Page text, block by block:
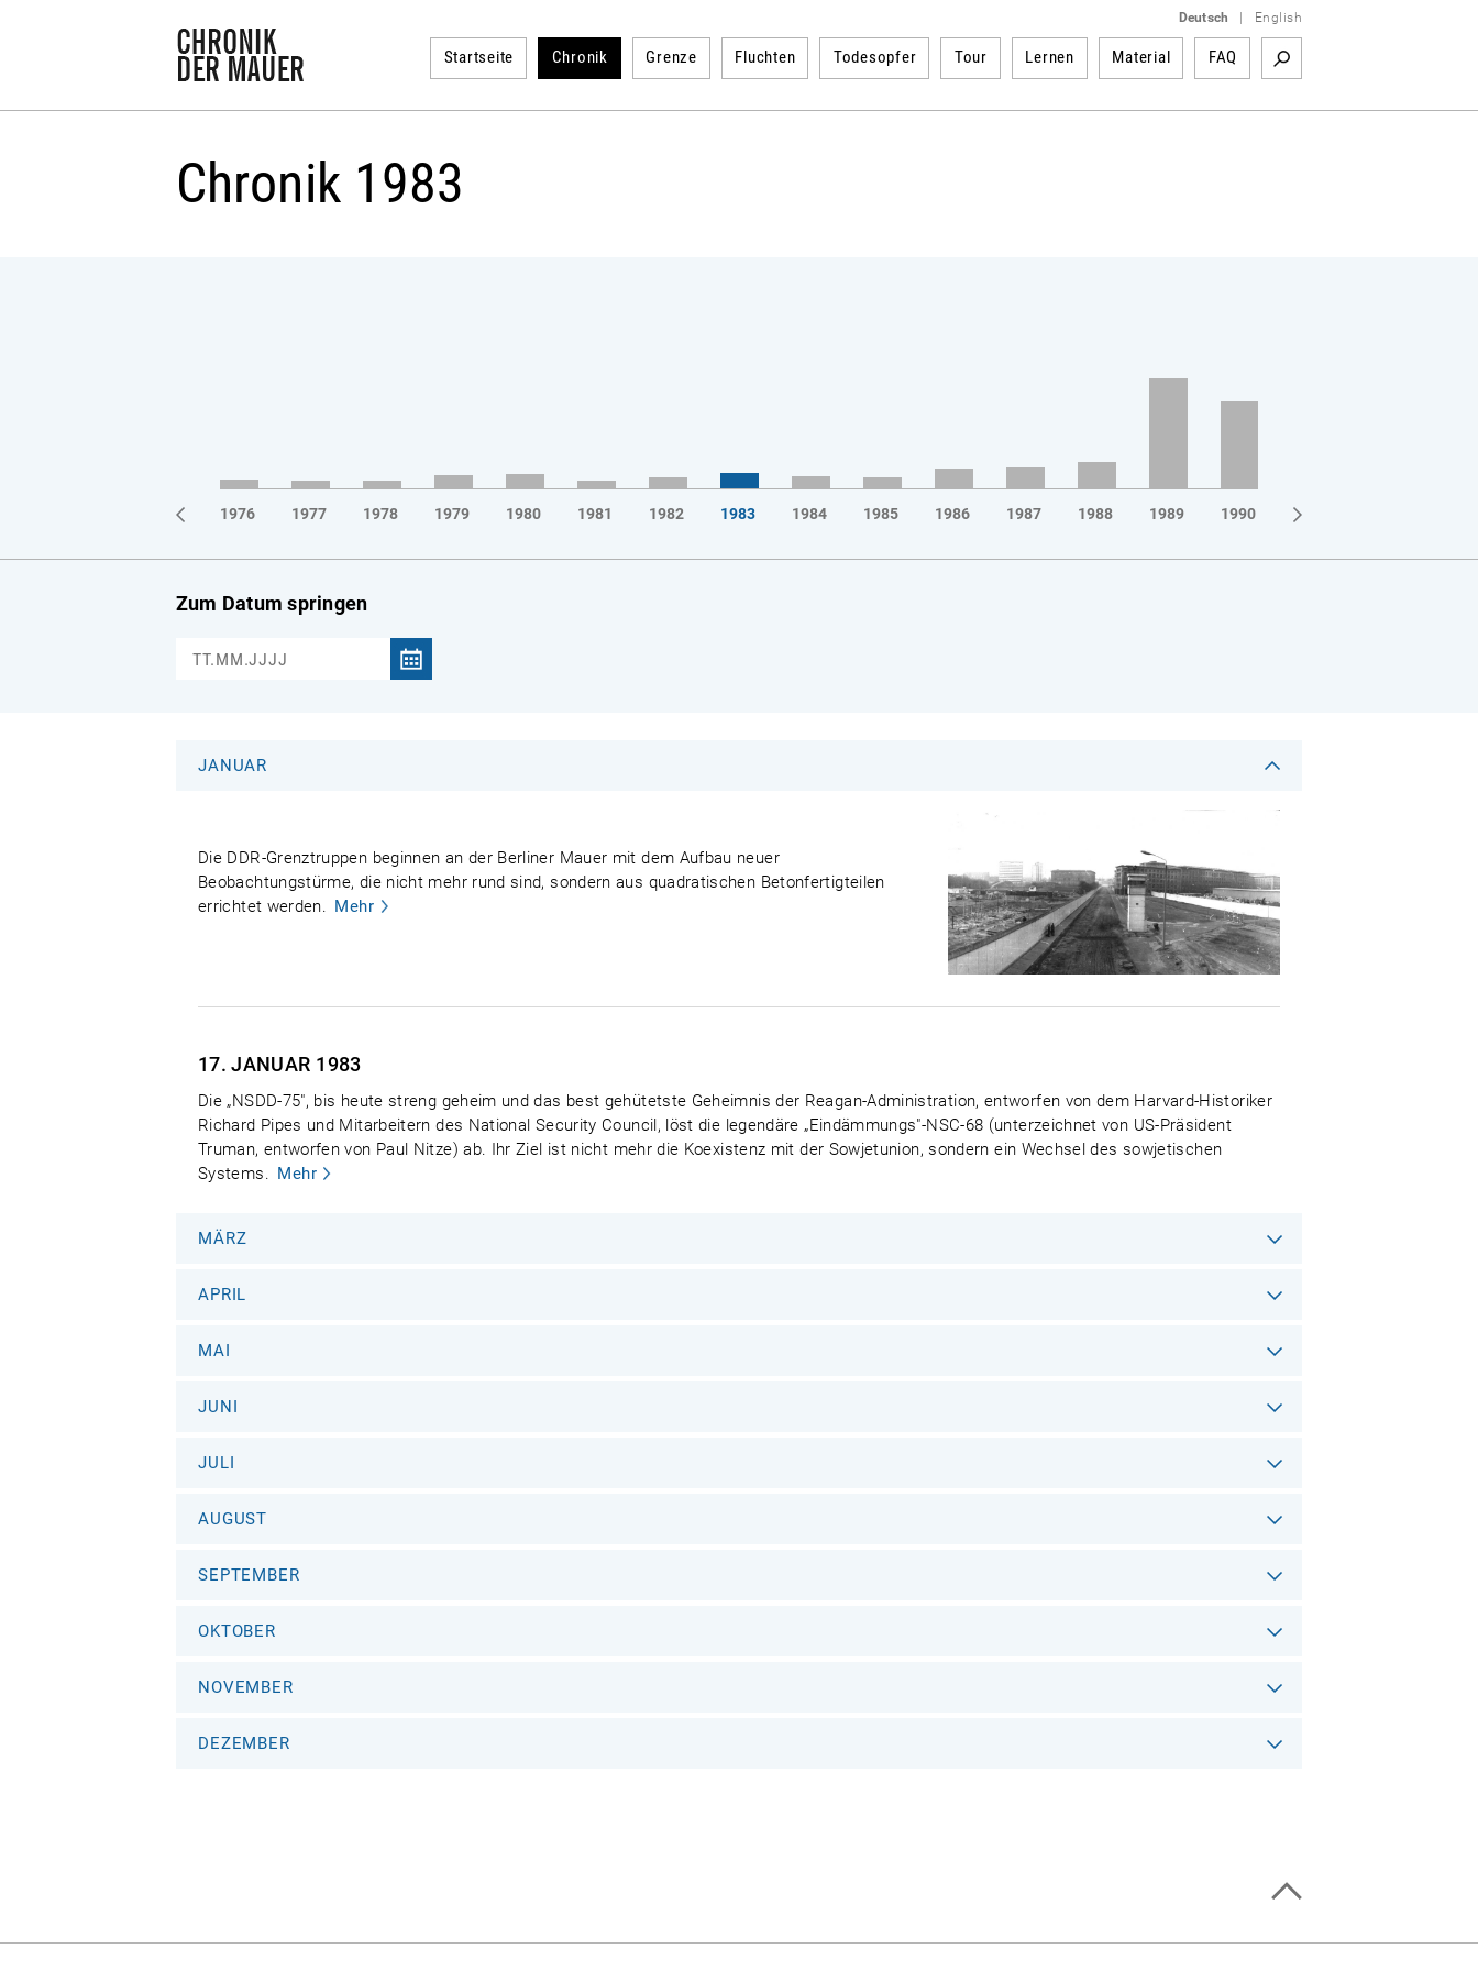
Deutsch English
Startseite Chronik Grenze Fluchten Todesopfer Tour Lernen Material FAQ
Chronik 1983
1975 1976 1977 1978 1979 1980 1981 1982 1983 1984 1985 1986 1987 1988 1989 1990
Zum Datum springen
JANUAR
Die DDR-Grenztruppen beginnen an der Berliner Mauer mit dem Aufbau neuer
Beobachtungstürme, die nicht mehr rund sind, sondern aus quadratischen Betonfertigteilen
errichtet werden. Mehr
17. JANUAR 1983
Die „NSDD-75", bis heute streng geheim und das best gehütetste Geheimnis der Reagan-Administration, entworfen von dem Harvard-Historiker
Richard Pipes und Mitarbeitern des National Security Council, löst die legendäre „Eindämmungs"-NSC-68 (unterzeichnet von US-Präsident
Truman, entworfen von Paul Nitze) ab. Ihr Ziel ist nicht mehr die Koexistenz mit der Sowjetunion, sondern ein Wechsel des sowjetischen
Systems. Mehr
MÄRZ
APRIL
MAI
JUNI
JULI
AUGUST
SEPTEMBER
OKTOBER
NOVEMBER
DEZEMBER